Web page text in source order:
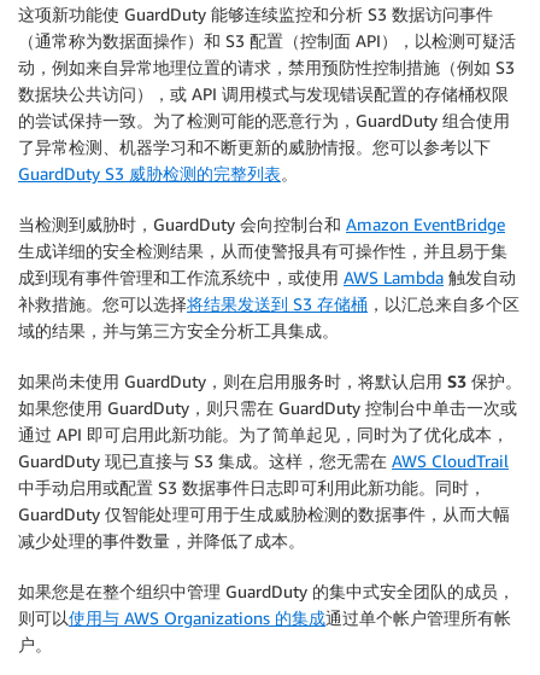
这项新功能使 GuardDuty 能够连续监控和分析 S3 数据访问事件
（通常称为数据面操作）和 S3 配置（控制面 API），以检测可疑活
动，例如来自异常地理位置的请求，禁用预防性控制措施（例如 S3
数据块公共访问），或 API 调用模式与发现错误配置的存储桶权限
的尝试保持一致。为了检测可能的恶意行为，GuardDuty 组合使用
了异常检测、机器学习和不断更新的威胁情报。您可以参考以下
GuardDuty S3 威胁检测的完整列表。
当检测到威胁时，GuardDuty 会向控制台和 Amazon EventBridge
生成详细的安全检测结果 ，从而使警报具有可操作性，并且易于集
成到现有事件管理和工作流系统中，或使用 AWS Lambda 触发自动
补救措施。您可以选择将结果发送到 S3 存储桶 ，以汇总来自多个区
域的结果，并与第三方安全分析工具集成。
如果尚未使用 GuardDuty，则在启用服务时，将默认启用 S3 保护。
如果您使用 GuardDuty，则只需在 GuardDuty 控制台中单击一次或
通过 API 即可启用此新功能。为了简单起见，同时为了优化成本，
GuardDuty 现已直接与 S3 集成。这样，您无需在 AWS CloudTrail
中手动启用或配置 S3 数据事件日志即可利用此新功能。同时，
GuardDuty 仅智能处理可用于生成威胁检测的数据事件，从而大幅
减少处理的事件数量，并降低了成本。
如果您是在整个组织中管理 GuardDuty 的集中式安全团队的成员，
则可以使用与 AWS Organizations 的集成通过单个帐户管理所有帐
户。